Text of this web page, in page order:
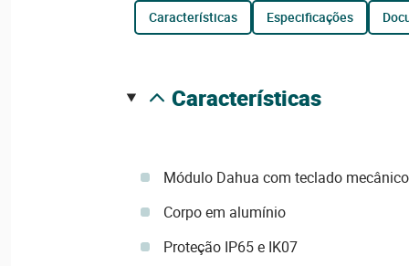
características especificações
características
Módulo Dahua com teclado mecânico
Corpo em alumínio
Proteção IP65 e IK07